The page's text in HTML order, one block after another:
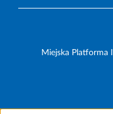
Miejska Platforma